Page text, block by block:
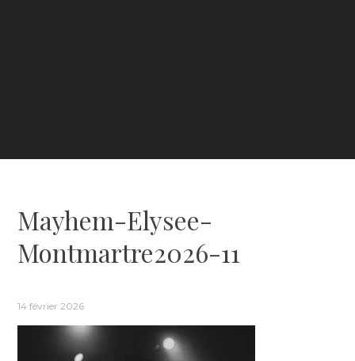
Mayhem-Elysee-
Montmartre2026-11
14 février 2026